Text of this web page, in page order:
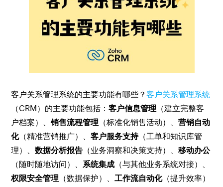
客户关系管理系统的主要功能有哪些？客户关系管理系统
（CRM）的主要功能包括：客户信息管理 （建立完整客
户档案）、销售流程管理 （标准化销售活动）、营销自动
化（精准营销推广）、客户服务支持（工单和知识库管
理）、数据分析报告 （业务洞察和决策支持）、移动办公
（随时随地访问）、系统集成 （与其他业务系统对接）、
权限安全管理 （数据保护）、工作流自动化（提升效率）